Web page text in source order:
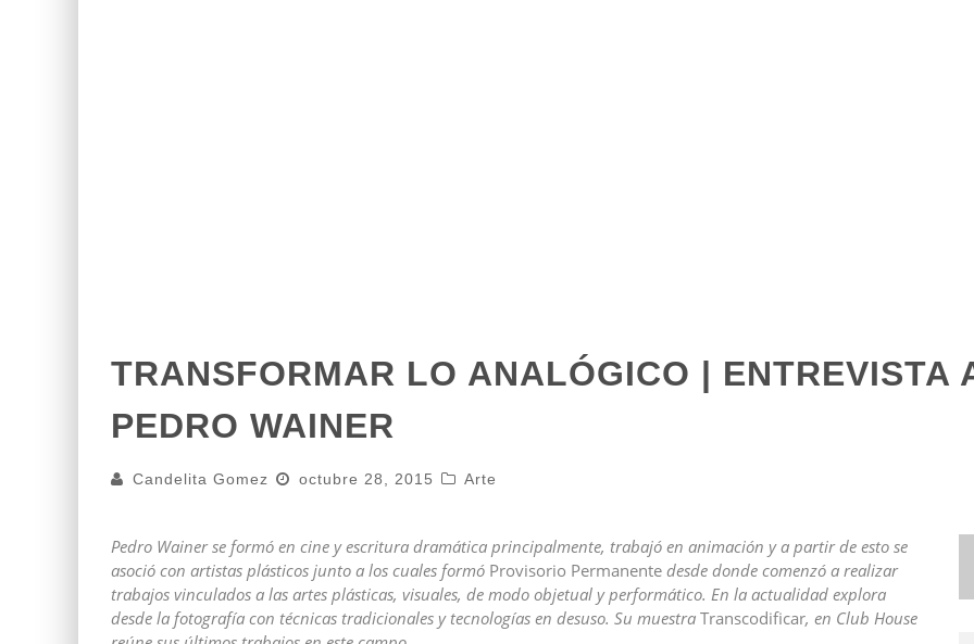
TRANSFORMAR LO ANALÓGICO | ENTREVISTA
PEDRO WAINER
Candelita Gomez octubre 28, 2015 Arte
Pedro Wainer se formó en cine y escritura dramática principalmente, trabajó en animación y a partir de esto se
asoció con artistas plásticos junto a los cuales formó Provisorio Permanente desde donde comenzó a realizar
trabajos vinculados a las artes plásticas, visuales, de modo objetual y performático. En la actualidad explora
desde la fotografía con técnicas tradicionales y tecnologías en desuso. Su muestra Transcodificar, en Club House